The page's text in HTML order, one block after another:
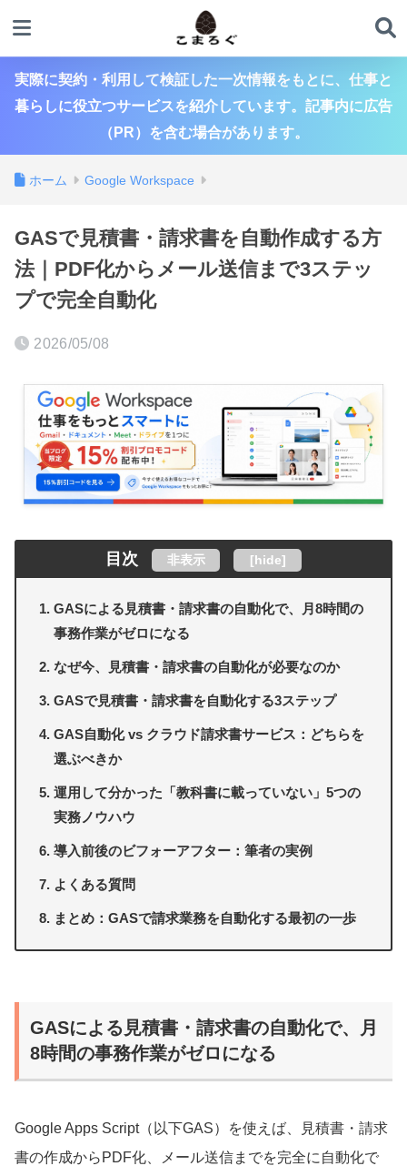
実際に契約・利用して検証した一次情報をもとに、仕事と
暮らしに役立つサービスを紹介しています。記事内に広告
（PR）を含む場合があります。
ホーム Google Workspace
GASで見積書・請求書を自動作成する方
法｜PDF化からメール送信まで3ステッ
プで完全自動化
2026/05/08
目次 非表示 [hide]
GASによる見積書・請求書の自動化で、月8時間の
事務作業がゼロになる
なぜ今、見積書・請求書の自動化が必要なのか
GASで見積書・請求書を自動化する3ステップ
GAS自動化 vs クラウド請求書サービス：どちらを
選ぶべきか
運用して分かった「教科書に載っていない」5つの
実務ノウハウ
導入前後のビフォーアフター：筆者の実例
よくある質問
まとめ：GASで請求業務を自動化する最初の一歩
GASによる見積書・請求書の自動化で、月
8時間の事務作業がゼロになる
Google Apps Script（以下GAS）を使えば、見積書・請求
書の作成からPDF化、メール送信までを完全に自動化で